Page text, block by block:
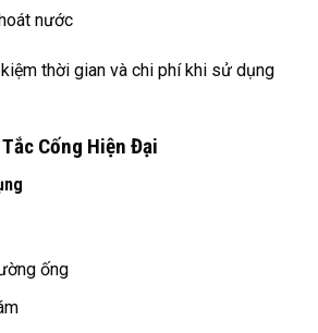
nước
thời gian và chi phí khi sử dụng
Cống Hiện Đại
ống